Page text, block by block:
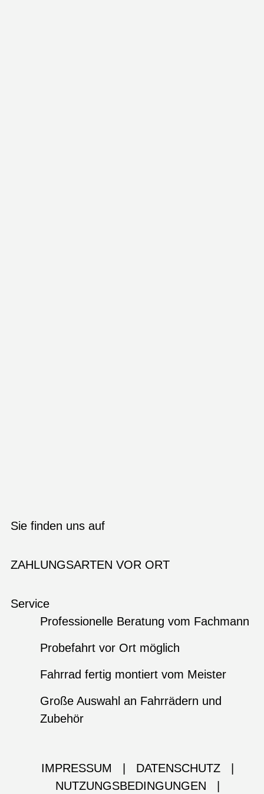
Sie finden uns auf
ZAHLUNGSARTEN VOR ORT
Service
Professionelle Beratung vom Fachmann
Probefahrt vor Ort möglich
Fahrrad fertig montiert vom Meister
Große Auswahl an Fahrrädern und
Zubehör
IMPRESSUM DATENSCHUTZ
NUTZUNGSBEDINGUNGEN